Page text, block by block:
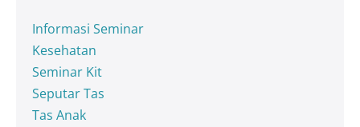
Informasi Seminar
Kesehatan
Seminar Kit
Seputar Tas
Tas Anak